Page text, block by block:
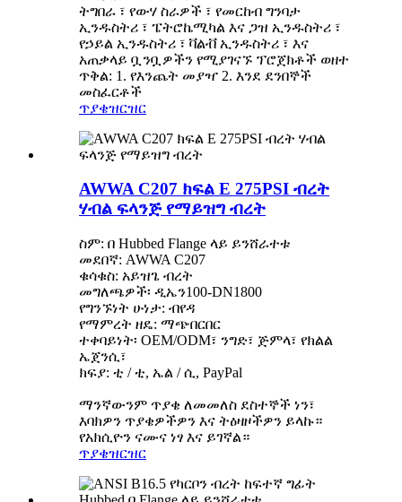
ትግበራ ፣ የውሃ ስራዎች ፣ የመርከብ ግንባታ
ኢንዱስትሪ ፣ ፔትሮኬሚካል እና ጋዝ ኢንዱስትሪ ፣
የኃይል ኢንዱስትሪ ፣ ቫልቭ ኢንዱስትሪ ፣ እና
አጠቃላይ ቧንቧዎችን የሚያገናኙ ፕሮጀክቶች ወዘተ
ጥቅል: 1. የእንጨት መያዣ 2. እንደ ደንበኞች
መስፈርቶች
ጥያቄዝርዝር
AWWA C207 ክፍል E 275PSI ብረት
ሃብል ፍላንጅ የማይዝግ ብረት
ስም: በ Hubbed Flange ላይ ይንሸራተቱ
መደበኛ: AWWA C207
ቁሳቁስ: አይዝጌ ብረት
መግለጫዎች፡ ዲኤን100-DN1800
የግንኙነት ሁነታ: ብየዳ
የማምረት ዘዴ: ማጭበርበር
ተቀባይነት፡ OEM/ODM፣ ንግድ፣ ጅምላ፣ የክልል
ኤጀንሲ፣
ክፍያ: ቲ / ቲ, ኤል / ሲ, PayPal
ማንኛውንም ጥያቄ ለመመለስ ደስተኞች ነን፣
እባክዎን ጥያቄዎችዎን እና ትዕዛዞችዎን ይላኩ።
የአክሲዮን ናሙና ነፃ እና ይገኛል።
ጥያቄዝርዝር